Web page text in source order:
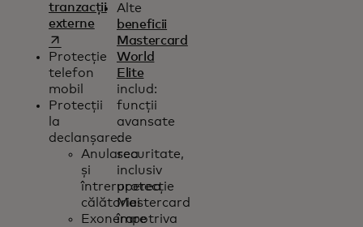
tranzacții
externe
opens in a new tab
Protecție
telefon
mobil
Protecții
la
declanșare:
Anularea
și
întreruperea
călătoriei
Exonerare
Alte
beneficii
Mastercard
World
Elite
includ:
funcții
avansate
de
securitate,
inclusiv
protecție
Mastercard
împotriva